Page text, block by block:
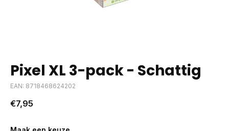
Pixel XL 3-pack - Schattig
EAN: 8718468624202
€7,95